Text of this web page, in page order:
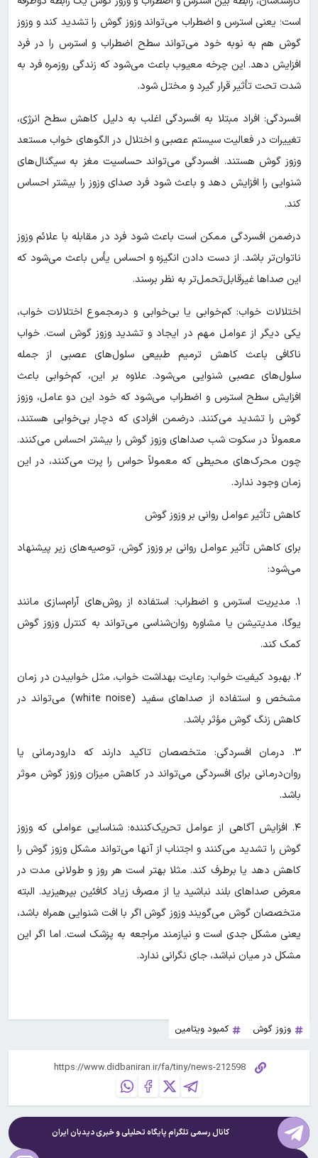
است؛ یعنی استرس و اضطراب می‌تواند وزوز گوش را تشدید کند و وزوز
گوش هم به‌ نوبه خود می‌تواند سطح اضطراب و استرس را در فرد
افزایش دهد. این چرخه معیوب باعث می‌شود که زندگی روزمره فرد به‌
شدت تحت تأثیر قرار گیرد و مختل شود.
افسردگی: افراد مبتلا به افسردگی اغلب به دلیل کاهش سطح انرژی،
تغییرات در فعالیت سیستم عصبی و اختلال در الگوهای خواب مستعد
وزوز گوش هستند. افسردگی می‌تواند حساسیت مغز به سیگنال‌های
شنوایی را افزایش دهد و باعث شود فرد صدای وزوز را بیشتر احساس
کند.
درضمن افسردگی ممکن است باعث شود فرد در مقابله با علائم وزوز
ناتوان‌تر باشد. از دست دادن انگیزه و احساس یأس باعث می‌شود که
این صداها غیرقابل‌تحمل‌تر به نظر برسند.
اختلالات خواب: کم‌خوابی یا بی‌خوابی و درمجموع اختلالات خواب،
یکی دیگر از عوامل مهم در ایجاد و تشدید وزوز گوش است. خواب
ناکافی باعث کاهش ترمیم طبیعی سلول‌های عصبی از جمله
سلول‌های عصبی شنوایی می‌شود. علاوه بر این، کم‌خوابی باعث
افزایش سطح استرس و اضطراب می‌شود که خود این دو عامل، وزوز
گوش را تشدید می‌کنند. درضمن افرادی که دچار بی‌خوابی هستند،
معمولاً در سکوت شب صداهای وزوز گوش را بیشتر احساس می‌کنند.
چون محرک‌های محیطی که معمولاً حواس را پرت می‌کنند، در این
زمان وجود ندارد.
کاهش تأثیر عوامل روانی بر وزوز گوش
برای کاهش تأثیر عوامل روانی بر وزوز گوش، توصیه‌های زیر پیشنهاد
می‌شود:
۱. مدیریت استرس و اضطراب: استفاده از روش‌های آرام‌سازی مانند
یوگا، مدیتیشن یا مشاوره روان‌شناسی می‌تواند به کنترل وزوز گوش
کمک کند.
۲. بهبود کیفیت خواب: رعایت بهداشت خواب، مثل خوابیدن در زمان
مشخص و استفاده از صداهای سفید (white noise) می‌تواند در
کاهش زنگ گوش مؤثر باشد.
۳. درمان افسردگی: متخصصان تاکید دارند که دارودرمانی یا
روان‌درمانی برای افسردگی می‌تواند در کاهش میزان وزوز گوش موثر
باشد.
۴. افزایش آگاهی از عوامل تحریک‌کننده: شناسایی عواملی که وزوز
گوش را تشدید می‌کنند و اجتناب از آنها می‌تواند مشکل وزوز گوش را
کاهش دهد یا برطرف کند. مثلا بهتر است هر روز و طولانی مدت در
معرض صداهای بلند نباشید یا از مصرف زیاد کافئین بپرهیزید. البته
متخصصان گوش می‌گویند وزوز گوش اگر با افت شنوایی همراه باشد،
یعنی مشکل جدی است و نیازمند مراجعه به پزشک است. اما اگر این
مشکل در میان نباشد، جای نگرانی ندارد.
وزوز گوش کمبود ویتامین
کانال رسمی تلگرام پایگاه تحلیلی و خبریدیدبان ایران